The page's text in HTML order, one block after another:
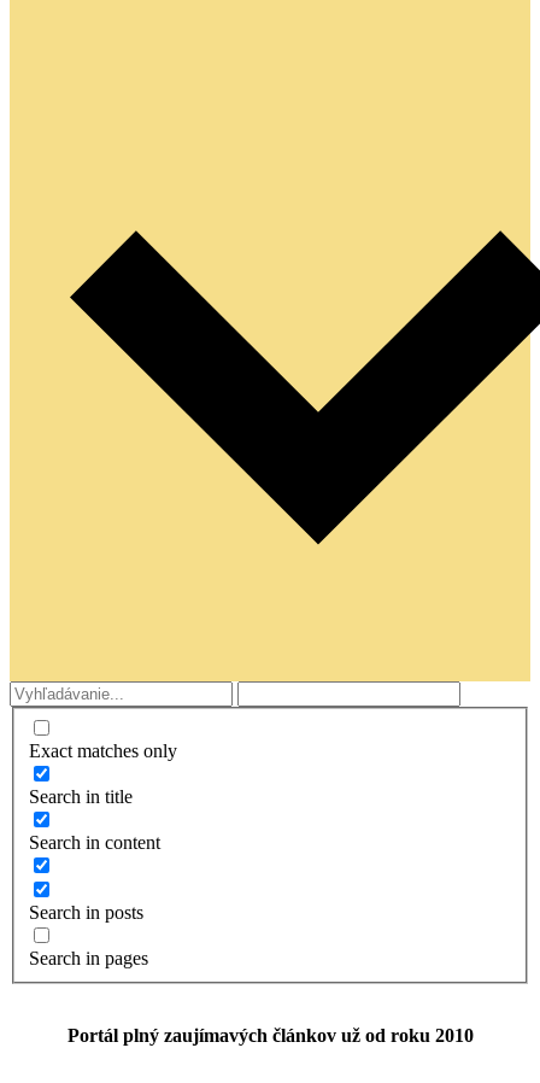
Exact matches only
Search in title
Search in content
Search in posts
Search in pages
Portál plný zaujímavých článkov už od roku 2010